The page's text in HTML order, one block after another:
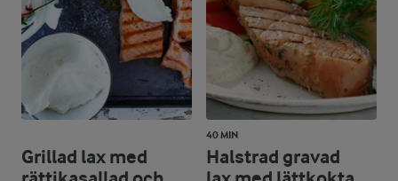
Grillad lax med
40 MIN
Halstrad gravad